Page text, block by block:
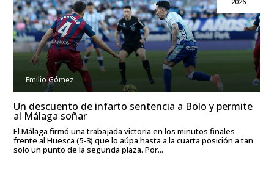
Emilio Gómez
Un descuento de infarto sentencia a Bolo y permite
al Málaga soñar
El Málaga firmó una trabajada victoria en los minutos finales
frente al Huesca (5-3) que lo aúpa hasta a la cuarta posición a tan
solo un punto de la segunda plaza. Por...